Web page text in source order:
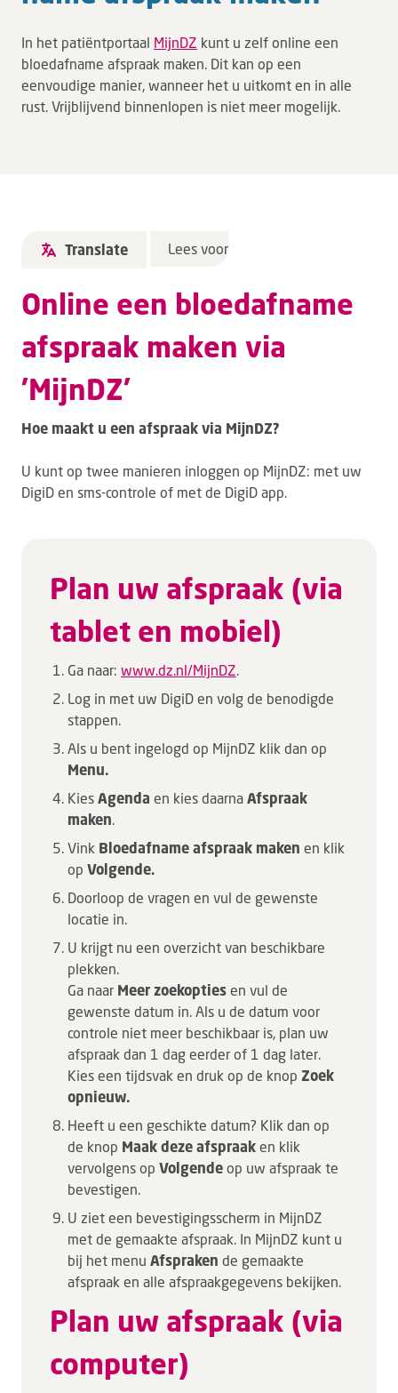
In het patiëntportaal MijnDZ kunt u zelf online een
bloedafname afspraak maken. Dit kan op een
eenvoudige manier, wanneer het u uitkomt en in alle
rust. Vrijblijvend binnenlopen is niet meer mogelijk.
Translate Lees voor
Online een bloedafname
afspraak maken via
'MijnDZ'
Hoe maakt u een afspraak via MijnDZ?
U kunt op twee manieren inloggen op MijnDZ: met uw
DigiD en sms-controle of met de DigiD app.
Plan uw afspraak (via
tablet en mobiel)
Ga naar: www.dz.nl/MijnDZ.
Log in met uw DigiD en volg de benodigde
stappen.
Als u bent ingelogd op MijnDZ klik dan op
Menu.
Kies Agenda en kies daarna Afspraak
maken.
Vink Bloedafname afspraak maken en klik
op Volgende.
Doorloop de vragen en vul de gewenste
locatie in.
U krijgt nu een overzicht van beschikbare
plekken.
Ga naar Meer zoekopties en vul de
gewenste datum in. Als u de datum voor
controle niet meer beschikbaar is, plan uw
afspraak dan 1 dag eerder of 1 dag later.
Kies een tijdsvak en druk op de knop Zoek
opnieuw.
Heeft u een geschikte datum? Klik dan op
de knop Maak deze afspraa k en klik
vervolgens op Volgende op uw afspraak te
bevestigen.
U ziet een bevestigingsscherm in MijnDZ
met de gemaakte afspraak. In MijnDZ kunt u
bij het menu Afspraken de gemaakte
afspraak en alle afspraakgegevens bekijken.
Plan uw afspraak (via
computer)